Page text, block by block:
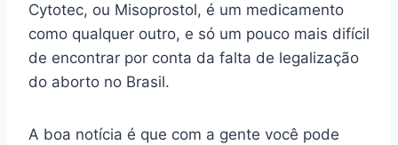
Cytotec, ou Misoprostol, é um medicamento
como qualquer outro, e só um pouco mais difícil
de encontrar por conta da falta de legalização
do aborto no Brasil.
A boa notícia é que com a gente você pode